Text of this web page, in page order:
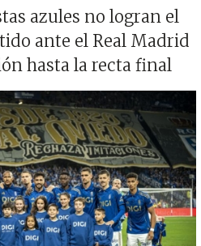
azules no logran el
ante el Real Madrid
hasta la recta final